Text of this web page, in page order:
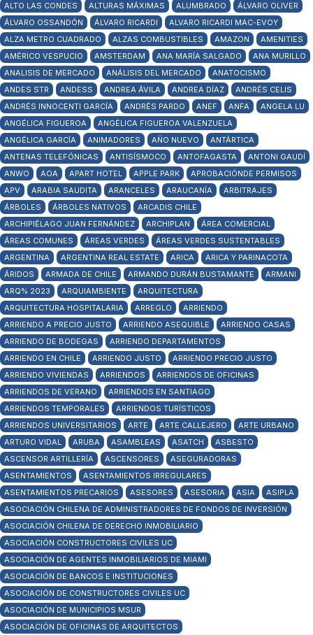
ALTO LAS CONDES
ALTURAS MÁXIMAS ALUMBRADO
ÁLVARO OLIVER
ÁLVARO OSSANDÓN
ÁLVARO RICARDI
ALVARO RICARDI MAC-EVOY
ALZA METRO CUADRADO
ALZAS COMBUSTIBLES AMAZON
AMENITIES
AMÉRICO VESPUCIO
AMSTERDAM ANA MARÍA SALGADO
ANA MURILLO
ANALISIS DE MERCADO
ANÁLISIS DEL MERCADO
ANATOCISMO
ANDES STR
ANDESS ANDREA ÁVILA ANDREA DÍAZ
ANDRÉS CELIS
ANDRÉS INNOCENTI GARCÍA
ANDRÉS PARDO ANEF ANFA
ANGELA LU
ANGÉLICA FIGUEROA
ANGÉLICA FIGUEROA VALENZUELA
ANGÉLICA GARCÍA
ANIMADORES AÑO NUEVO
ANTÁRTICA
ANTENAS TELEFÓNICAS
ANTISÍSMOCO ANTOFAGASTA
ANTONI GAUDÍ
ANWO
AOA APART HOTEL APPLE PARK
APROBACIÓNDE PERMISOS
APV
ARABIA SAUDITA ARANCELES ARAUCANÍA
ARBITRAJES
ÁRBOLES
ÁRBOLES NATIVOS
ARCADIS CHILE
ARCHIPIÉLAGO JUAN FERNÁNDEZ
ARCHIPLAN
ÁREA COMERCIAL
ÁREAS COMUNES
ÁREAS VERDES
ÁREAS VERDES SUSTENTABLES
ARGENTINA
ARGENTINA REAL ESTATE ARICA
ARICA Y PARINACOTA
ÁRIDOS
ARMADA DE CHILE ARMANDO DURÁN BUSTAMANTE
ARMANI
ARQ% 2023
ARQUIAMBIENTE
ARQUITECTURA
ARQUITECTURA HOSPITALARIA
ARREGLO
ARRIENDO
ARRIENDO A PRECIO JUSTO
ARRIENDO ASEQUIBLE
ARRIENDO CASAS
ARRIENDO DE BODEGAS
ARRIENDO DEPARTAMENTOS
ARRIENDO EN CHILE
ARRIENDO JUSTO
ARRIENDO PRECIO JUSTO
ARRIENDO VIVIENDAS
ARRIENDOS
ARRIENDOS DE OFICINAS
ARRIENDOS DE VERANO
ARRIENDOS EN SANTIAGO
ARRIENDOS TEMPORALES
ARRIENDOS TURÍSTICOS
ARRIENDOS UNIVERSITARIOS
ARTE ARTE CALLEJERO
ARTE URBANO
ARTURO VIDAL
ARUBA ASAMBLEAS ASATCH
ASBESTO
ASCENSOR ARTILLERÍA
ASCENSORES
ASEGURADORAS
ASENTAMIENTOS
ASENTAMIENTOS IRREGULARES
ASENTAMIENTOS PRECARIOS
ASESORES ASESORIA ASIA
ASIPLA
ASOCIACIÓN CHILENA DE ADMINISTRADORES DE FONDOS DE INVERSIÓN
ASOCIACIÓN CHILENA DE DERECHO INMOBILIARIO
ASOCIACIÓN CONSTRUCTORES CIVILES UC
ASOCIACIÓN DE AGENTES INMOBILIARIOS DE MIAMI
ASOCIACIÓN DE BANCOS E INSTITUCIONES
ASOCIACIÓN DE CONSTRUCTORES CIVILES UC
ASOCIACIÓN DE MUNICIPIOS MSUR
ASOCIACIÓN DE OFICINAS DE ARQUITECTOS